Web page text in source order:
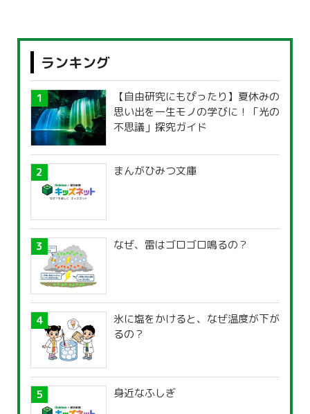
ランキング
【自由研究にもぴったり】夏休みの
思い出を一生モノの学びに！「光の
不思議」探究ガイド
まんがひみつ文庫
なぜ、雷はゴロゴロ鳴るの？
氷に塩をかけると、なぜ温度が下が
るの？
身近なふしぎ